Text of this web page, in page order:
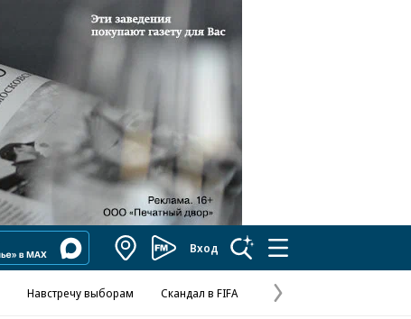
КоммерсантъВход
Навстречу выборам Скандал в FIFA
Следующая